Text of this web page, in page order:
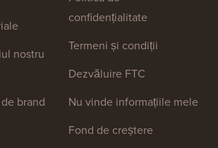
Politica de
confidențialitate